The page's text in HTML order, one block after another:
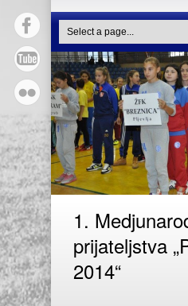
1.
prijateljstva
2014“